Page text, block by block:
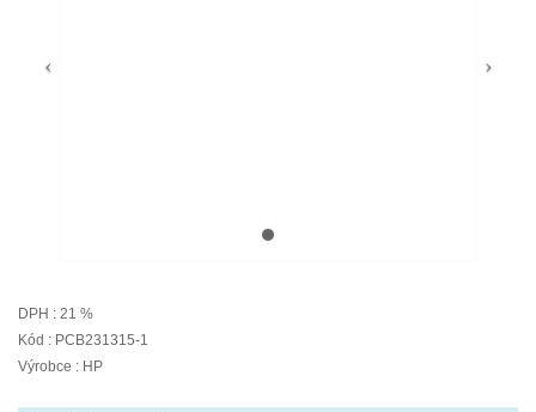
DPH : 21 %
Kód : PCB231315-1
Výrobce : HP